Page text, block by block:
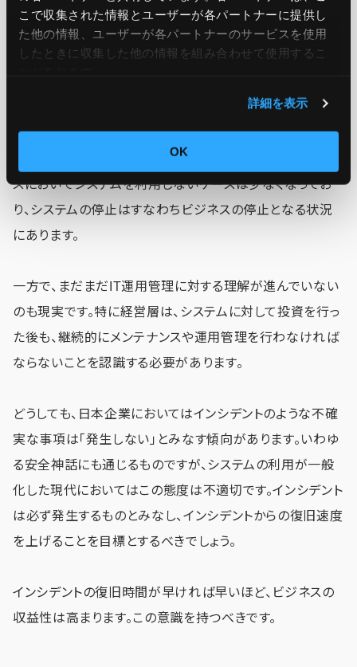
こで収集された情報とユーザーが各パートナーに提供し
た他の情報、ユーザーが各パートナーのサービスを使用
したときに収集した他の情報を組み合わせて使用​​するこ
詳細を表示
OK
自動化・標準化を推進する
モダナイゼーションを推進する
システム障害によるビジネスの停止は、企業経営において
大きなインパクトを与えるものです。とくに近年では、ビジネ
スにおいてシステムを利用しないケースは少なくなってお
り、システムの停止はすなわちビジネスの停止となる状況
にあります。
一方で、まだまだIT運用管理に対する理解が進んでいない
のも現実です。特に経営層は、システムに対して投資を行っ
た後も、継続的にメンテナンスや運用管理を行わなければ
ならないことを認識する必要があります。
どうしても、日本企業においてはインシデントのような不確
実な事項は「発生しない」とみなす傾向があります。いわゆ
る安全神話にも通じるものですが、システムの利用が一般
化した現代においてはこの態度は不適切です。インシデント
は必ず発生するものとみなし、インシデントからの復旧速度
を上げることを目標とするべきでしょう。
インシデントの復旧時間が早ければ早いほど、ビジネスの
収益性は高まります。この意識を持つべきです。